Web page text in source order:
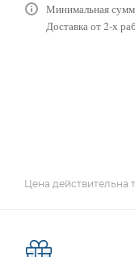
Минимальная
Доставка от 2-х
Цена действительна